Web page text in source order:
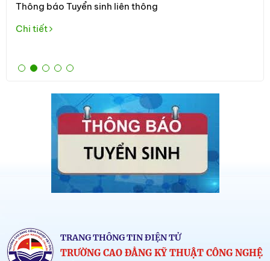
Thông báo Tuyển sinh liên thông
Chi tiết
TRANG THÔNG TIN ĐIỆN TỬ
TRƯỜNG CAO ĐẲNG KỸ THUẬT CÔNG NGHỆ